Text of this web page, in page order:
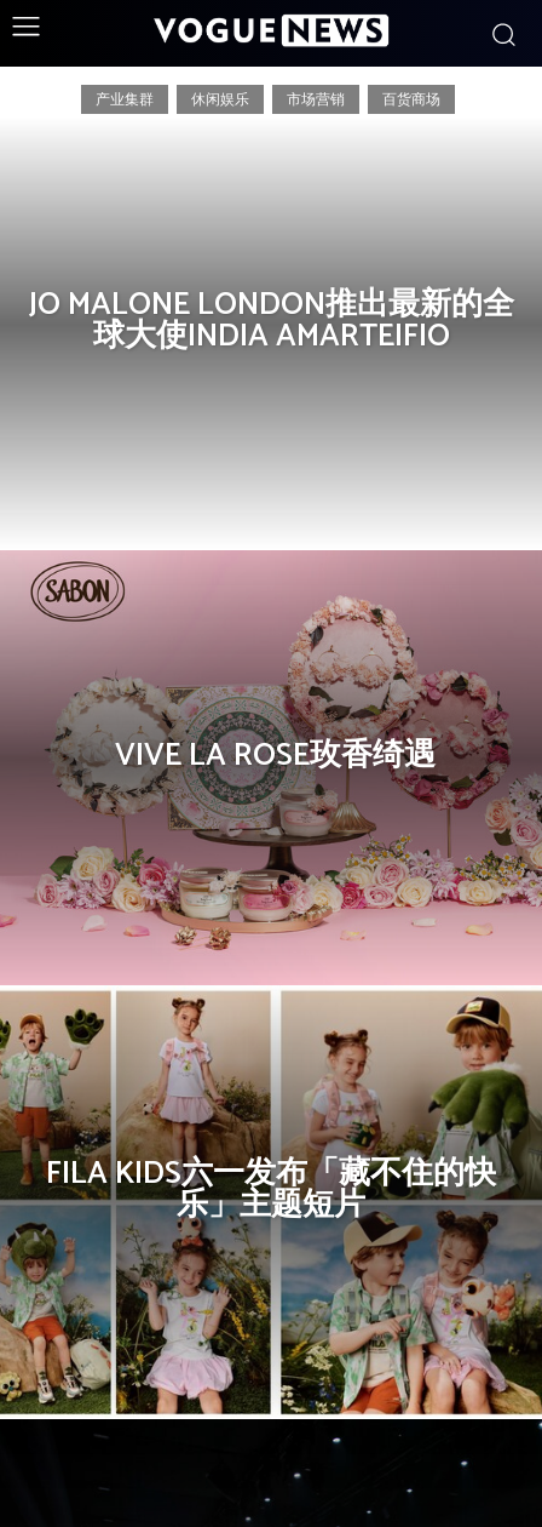
休闲娱乐
产业集群 休闲娱乐 市场营销 百货商场
JO MALONE LONDON推出最新的全
球大使INDIA AMARTEIFIO
VIVE LA ROSE玫香绮遇
FILA KIDS六一发布「藏不住的快
乐」主题短片